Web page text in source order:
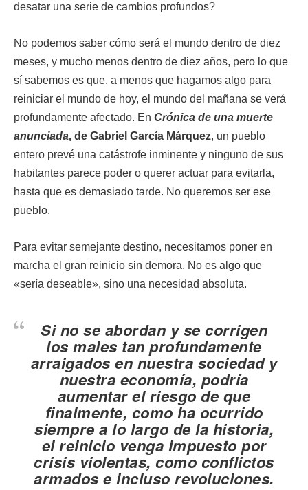
desatar una serie de cambios profundos?
No podemos saber cómo será el mundo dentro de diez
meses, y mucho menos dentro de diez años, pero lo que
sí sabemos es que, a menos que hagamos algo para
reiniciar el mundo de hoy, el mundo del mañana se verá
profundamente afectado. En Crónica de una muerte
anunciada, de Gabriel García Márquez, un pueblo
entero prevé una catástrofe inminente y ninguno de sus
habitantes parece poder o querer actuar para evitarla,
hasta que es demasiado tarde. No queremos ser ese
pueblo.
Para evitar semejante destino, necesitamos poner en
marcha el gran reinicio sin demora. No es algo que
«sería deseable», sino una necesidad absoluta.
Si no se abordan y se corrigen
los males tan profundamente
arraigados en nuestra sociedad y
nuestra economía, podría
aumentar el riesgo de que
finalmente, como ha ocurrido
siempre a lo largo de la historia,
el reinicio venga impuesto por
crisis violentas, como conflictos
armados e incluso revoluciones.